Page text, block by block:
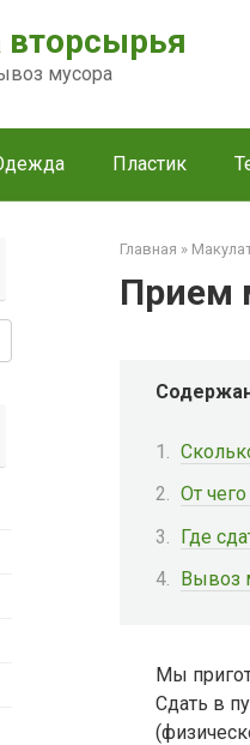
мусора
Пластик
Главная »
Прием
От
Где
Вывоз
Мы
Сдать в